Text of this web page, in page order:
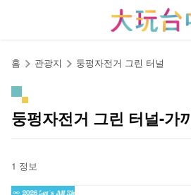
홈 관광지 둥펑자전거 그린 터널
둥펑자전거 그린 터널-가
1 정보